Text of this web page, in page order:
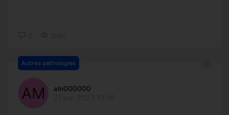
Autres pathologies
aln000000